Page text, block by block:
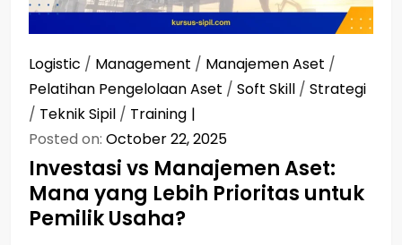
Logistic / Management / Manajemen Aset /
Pelatihan Pengelolaan Aset / Soft Skill / Strategi
/ Teknik Sipil / Training
Posted on: October 22, 2025
Investasi vs Manajemen Aset:
Mana yang Lebih Prioritas untuk
Pemilik Usaha?